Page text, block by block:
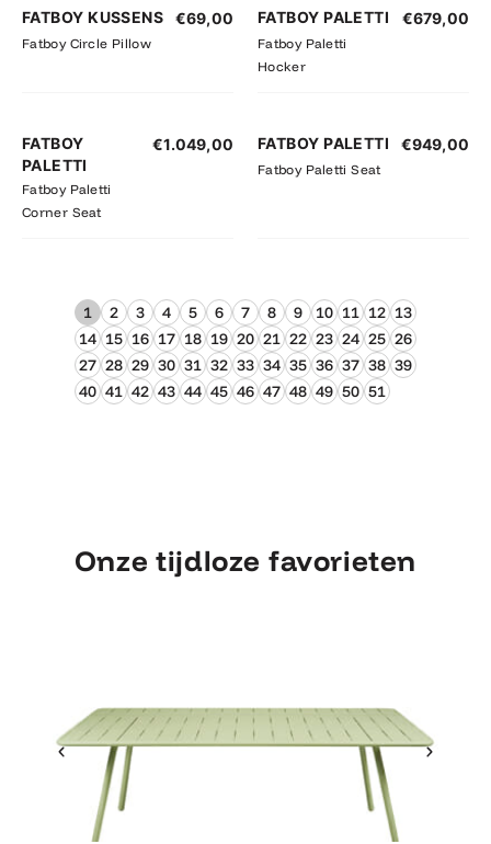
FATBOY KUSSENS
Fatboy Circle Pillow
€69,00 FATBOY PALETTI
Fatboy Paletti
Hocker
€679,00
FATBOY
PALETTI
Fatboy Paletti
Corner Seat
€1.049,00 FATBOY PALETTI
Fatboy Paletti Seat
€949,00
1 2 3 4 5 6 7 8 9 10 11 12 13
14 15 16 17 18 19 20 21 22 23 24 25 26
27 28 29 30 31 32 33 34 35 36 37 38 39
40 41 42 43 44 45 46 47 48 49 50 51
Onze tijdloze favorieten